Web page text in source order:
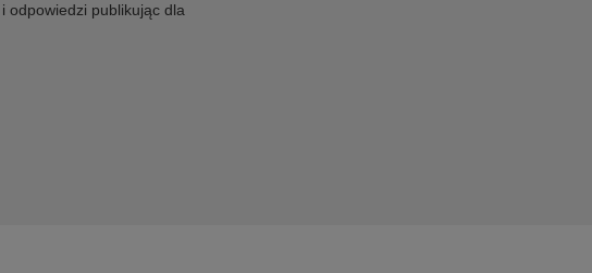
odpowiedzi publikując dla